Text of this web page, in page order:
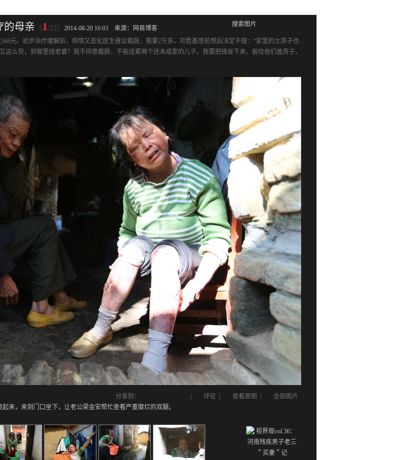
搜索图片
的母亲 （ 1/22） 2014-08-20 16:03
来源：网易博客
元。初步治疗缓解后，病情又恶化医生建议截肢，需要2万多。邓胜基思前想后决定不做：“家里的土房子也
么穷，到哪里找老婆？我不同意截肢，不能连累两个还未成家的儿子，我要把钱省下来，留给他们盖房子，
分享到： 评论 查看原图
全部图片
来，来到门口坐下，让老公梁金安帮忙查看严重糜烂的双腿。